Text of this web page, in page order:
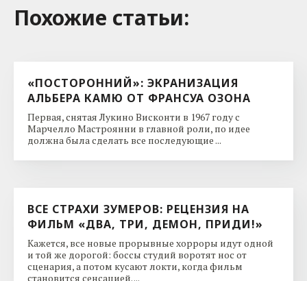
Похожие cтатьи:
«ПОСТОРОННИЙ»: ЭКРАНИЗАЦИЯ
АЛЬБЕРА КАМЮ ОТ ФРАНСУА ОЗОНА
Первая, снятая Лукино Висконти в 1967 году с
Марчелло Мастроянни в главной роли, по идее
должна была сделать все последующие ...
ВСЕ СТРАХИ ЗУМЕРОВ: РЕЦЕНЗИЯ НА
ФИЛЬМ «ДВА, ТРИ, ДЕМОН, ПРИДИ!»
Кажется, все новые прорывные хорроры идут одной
и той же дорогой: боссы студий воротят нос от
сценария, а потом кусают локти, когда фильм
становится сенсацией. ...